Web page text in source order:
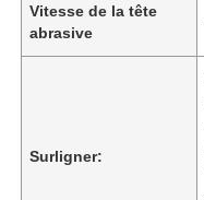
Vitesse de la tête
abrasive
Surligner: